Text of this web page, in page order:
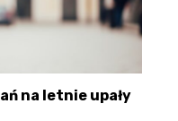
na letnie upały